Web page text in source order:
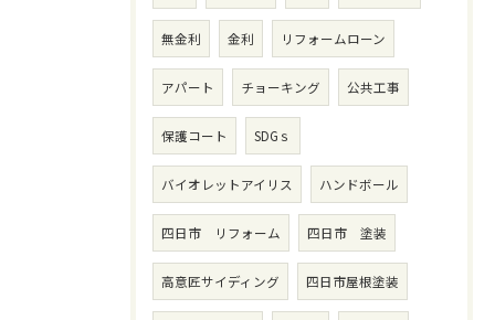
無金利 金利 リフォームローン
アパート チョーキング 公共工事
保護コート SDGｓ
バイオレットアイリス ハンドボール
四日市 リフォーム 四日市 塗装
高意匠サイディング 四日市屋根塗装